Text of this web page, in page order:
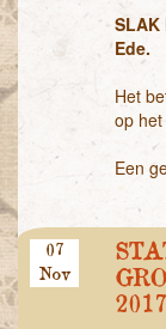
Ede.
Het
op
Een
07
Nov
2017